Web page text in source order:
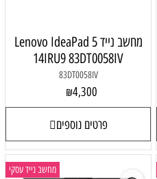
מחשב נייד Lenovo IdeaPad 5
14IRU9 83DT0058IV
83DT0058IV
₪4,300
פרטים נוספים
מחשב נייד עסקי